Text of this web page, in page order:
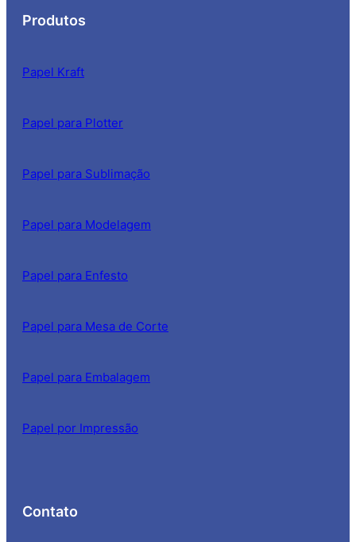
Produtos
Papel Kraft
Papel para Plotter
Papel para Sublimação
Papel para Modelagem
Papel para Enfesto
Papel para Mesa de Corte
Papel para Embalagem
Papel por Impressão
Contato